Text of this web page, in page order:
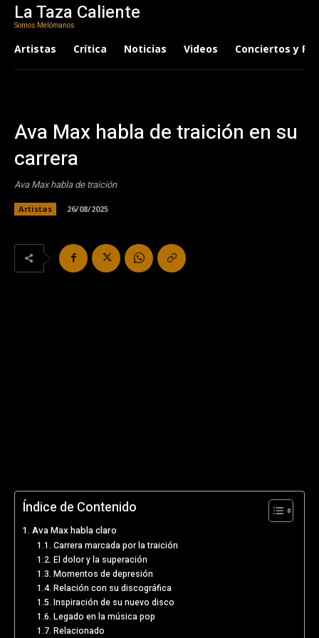
La Taza Caliente
Somos Melómanos
Artistas Crítica Noticias Videos Conciertos y
Ava Max habla de traición en su
carrera
Ava Max habla de traición
Artistas 26/08/2025
Índice de Contenido
Ava Max habla claro
Carrera marcada por la traición
El dolor y la superación
Momentos de depresión
Relación con su discográfica
Inspiración de su nuevo disco
Legado en la música pop
Relacionado